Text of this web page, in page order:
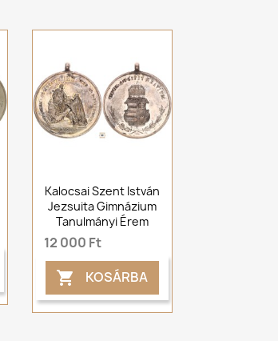
Kalocsai Szent István
Jezsuita Gimnázium
Tanulmányi Érem
12 000 Ft
 KOSÁRBA